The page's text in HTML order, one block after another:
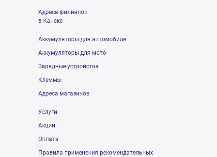
Адреса филиалов
в Канске
Аккумуляторы для автомобиля
Аккумуляторы для мото
Зарядные устройства
Клеммы
Адреса магазинов
Услуги
Акции
Оплата
Правила применения рекомендательных